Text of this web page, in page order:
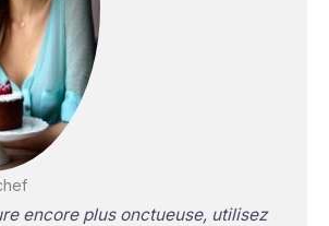
encore plus onctueuse, utilisez